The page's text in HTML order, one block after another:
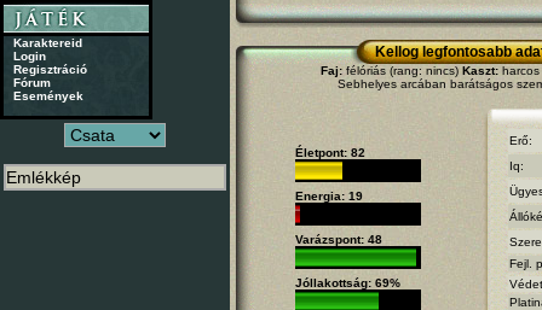
Karaktereid
Login
Regisztráció
Fórum
Események
Kellog legfontosabb
Faj:félóriás (rang: nincs) Kaszt:harcos
Sebhelyes arcában barátságos
Életpont: 82
Energia: 19
Varázspont: 48
Jóllakottság: 69%
Erő:
Iq:
Fejl.